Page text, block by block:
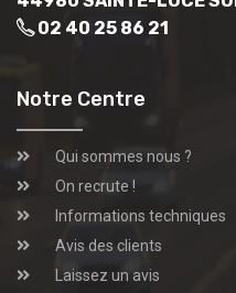
02 40 25 86 21
Notre Centre
Qui sommes nous ?
On recrute !
Informations techniques
Avis des clients
Laissez un avis